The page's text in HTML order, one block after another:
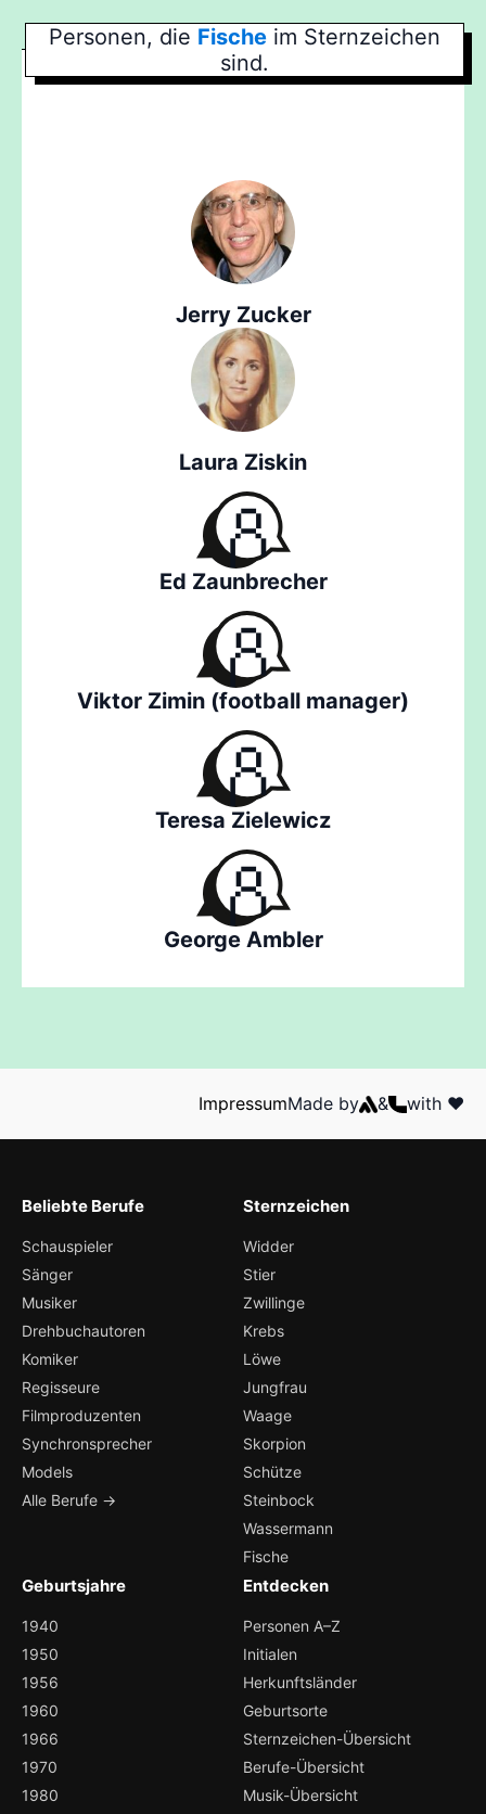
Personen, die Fische im Sternzeichen
sind.
Jerry Zucker
Laura Ziskin
Ed Zaunbrecher
Viktor Zimin (football manager)
Teresa Zielewicz
George Ambler
ImpressumMade by & with ❤️
Beliebte Berufe
Schauspieler
Sänger
Musiker
Drehbuchautoren
Komiker
Regisseure
Filmproduzenten
Synchronsprecher
Models
Alle Berufe →
Sternzeichen
Widder
Stier
Zwillinge
Krebs
Löwe
Jungfrau
Waage
Skorpion
Schütze
Steinbock
Wassermann
Fische
Geburtsjahre
1940
1950
1956
1960
1966
1970
1980
Entdecken
Personen A–Z
Initialen
Herkunftsländer
Geburtsorte
Sternzeichen-Übersicht
Berufe-Übersicht
Musik-Übersicht